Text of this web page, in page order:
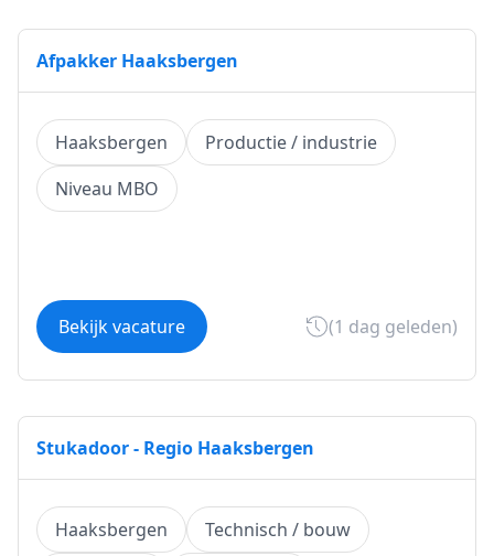
Afpakker Haaksbergen
Haaksbergen
Productie / industrie
Niveau MBO
Bekijk vacature (1 dag geleden)
Stukadoor - Regio Haaksbergen
Haaksbergen
Technisch / bouw